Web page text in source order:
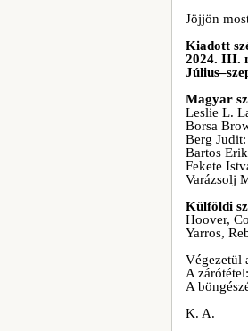
Jöjjön
Kiadott
2024. III.
Magyar
Leslie L.
Borsa
Berg
Bartos
Fekete
Varázsolj
Külföldi
Hoover,
Yarros,
Végezetül
A
A
K. A.